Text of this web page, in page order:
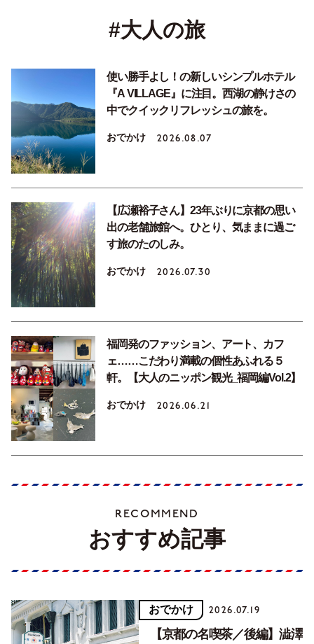
#大人の旅
使い勝手よし！の新しいシンプルホテル
『A VILLAGE』に注目。西湖の静けさの
中でクイックリフレッシュの旅を。
おでかけ 2026.08.07
【広瀬裕子さん】23年ぶりに京都の思い
出の老舗旅館へ。ひとり、気ままに過ご
す旅のたのしみ。
おでかけ 2026.07.30
福岡発のファッション、アート、カフ
ェ……こだわり満載の個性あふれる５
軒。【大人のニッポン観光_福岡編Vol.2】
おでかけ 2026.06.21
RECOMMEND
おすすめ記事
おでかけ 2026.07.19
【京都の名喫茶／後編】澁澤